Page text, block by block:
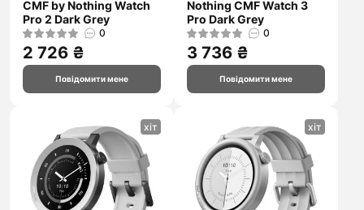
CMF by Nothing Watch
Pro 2 Dark Grey
0
2 726 ₴
Повідомити мене
Nothing CMF Watch 3
Pro Dark Grey
0
3 736 ₴
Повідомити мене
хіт хіт